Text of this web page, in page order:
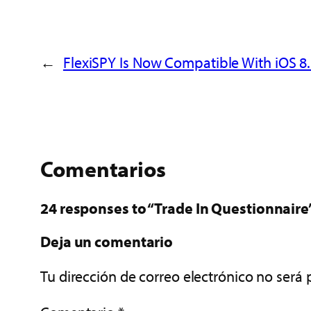
← FlexiSPY Is Now Compatible With iOS
Comentarios
24 responses to “Trade In
Deja un comentario
Tu dirección de correo electrónico no será